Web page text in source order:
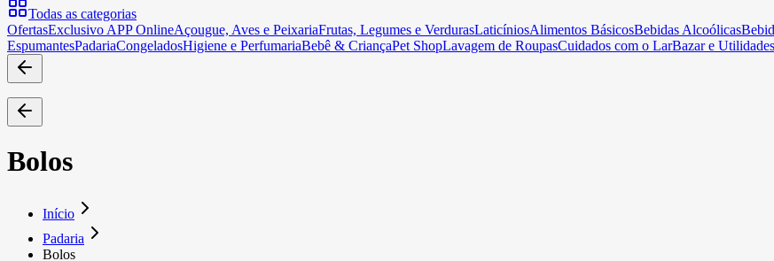
Todas as categorias
OfertasExclusivo APP OnlineAçougue, Aves e PeixariaFrutas, Legumes e VerdurasLaticíniosAlimentos BásicosBebidas Alcoólicas
EspumantesPadariaCongeladosHigiene e PerfumariaBebê & CriançaPet ShopLavagem de RoupasCuidados com o LarBazar e Utilidades
Bolos
Início
Padaria
Bolos